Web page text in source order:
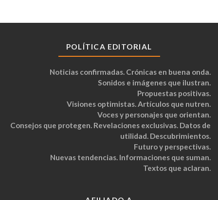
POLÍTICA EDITORIAL
Noticias confirmadas. Crónicas en buena onda.
Sonidos e imágenes que ilustran.
Propuestas positivas.
Visiones optimistas. Artículos que nutren.
Voces y personajes que orientan.
Consejos que protegen. Revelaciones exclusivas. Datos de
utilidad. Descubrimientos.
Futuro y perspectivas.
Nuevas tendencias. Informaciones que suman.
Textos que aclaran.